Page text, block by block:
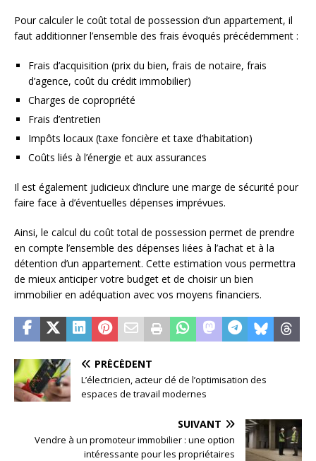
Pour calculer le coût total de possession d’un appartement, il
faut additionner l’ensemble des frais évoqués précédemment :
Frais d’acquisition (prix du bien, frais de notaire, frais
d’agence, coût du crédit immobilier)
Charges de copropriété
Frais d’entretien
Impôts locaux (taxe foncière et taxe d’habitation)
Coûts liés à l’énergie et aux assurances
Il est également judicieux d’inclure une marge de sécurité pour
faire face à d’éventuelles dépenses imprévues.
Ainsi, le calcul du coût total de possession permet de prendre
en compte l’ensemble des dépenses liées à l’achat et à la
détention d’un appartement. Cette estimation vous permettra
de mieux anticiper votre budget et de choisir un bien
immobilier en adéquation avec vos moyens financiers.
PRÉCÉDENT
L’électricien, acteur clé de l’optimisation des
espaces de travail modernes
SUIVANT
Vendre à un promoteur immobilier : une option
intéressante pour les propriétaires